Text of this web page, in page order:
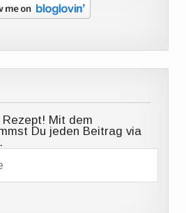
Mit dem
Du jeden Beitrag via